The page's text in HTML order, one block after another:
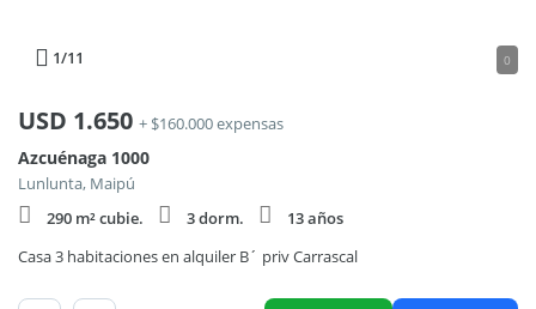
1/11 0
USD 1.650 + $160.000 expensas
Azcuénaga 1000
Lunlunta, Maipú
290 m² cubie.
3 dorm.
13 años
Casa 3 habitaciones en alquiler B´ priv Carrascal